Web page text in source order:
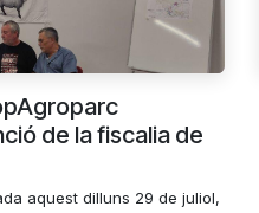
de la fiscalia de
aquest dilluns 29 de juliol,